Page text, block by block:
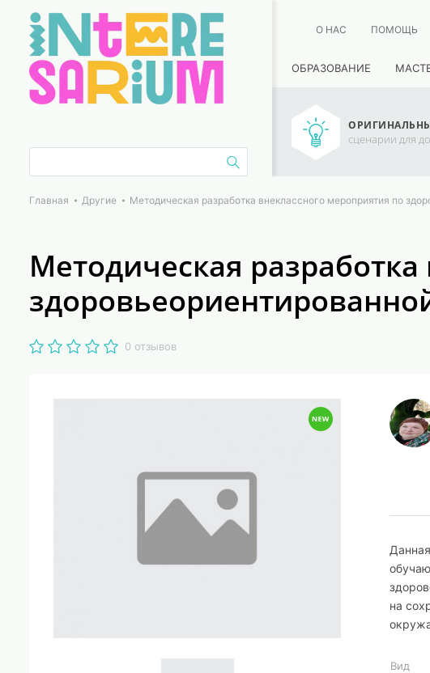
О НАС ПОМОЩЬ
ОБРАЗОВАНИЕ
сценарии для
Главная Другие Методическая разработка внеклассного мероприятия по
Методическая
0 отзывов
на
Вид